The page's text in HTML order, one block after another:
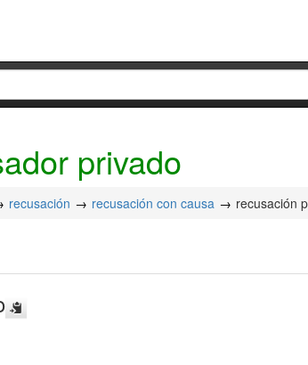
privado
recusación recusación con causa recusación